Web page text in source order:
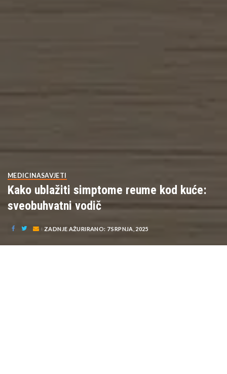
MEDICINASAVJETI
Kako ublažiti simptome reume kod kuće:
sveobuhvatni vodič
ZADNJE AŽURIRANO: 7 SRPNJA, 2025